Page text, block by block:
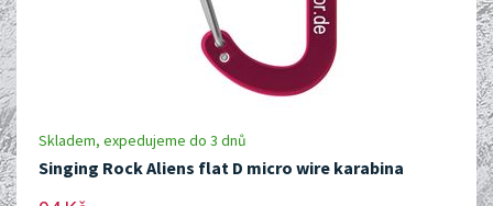
Skladem, expedujeme do 3 dnů
Singing Rock Aliens flat D micro wire karabina